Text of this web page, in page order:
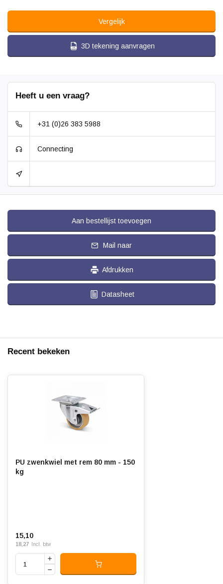
Vergelijk
3D tekening aanvragen
Heeft u een vraag?
+31 (0)26 383 5988
Connecting
Aan bestellijst toevoegen
Mail naar
Afdrukken
Datasheet
Recent bekeken
PU zwenkwiel met rem 80 mm - 150
kg
15,10
18,27 Incl. btw